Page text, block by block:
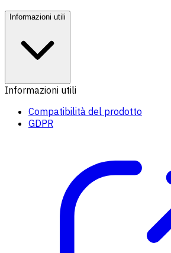
Informazioni utili
Informazioni utili
Compatibilità del prodotto
GDPR